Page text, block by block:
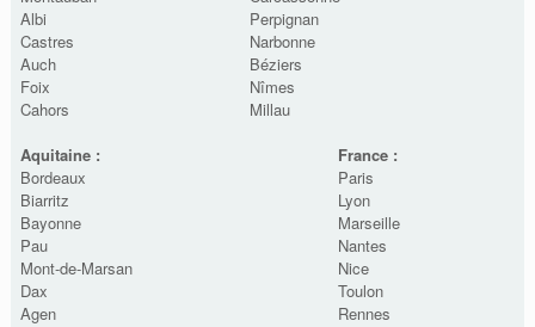
Albi
Castres
Auch
Foix
Cahors
Perpignan
Narbonne
Béziers
Nîmes
Millau
Aquitaine :
Bordeaux
Biarritz
Bayonne
Pau
Mont-de-Marsan
Dax
Agen
France :
Paris
Lyon
Marseille
Nantes
Nice
Toulon
Rennes